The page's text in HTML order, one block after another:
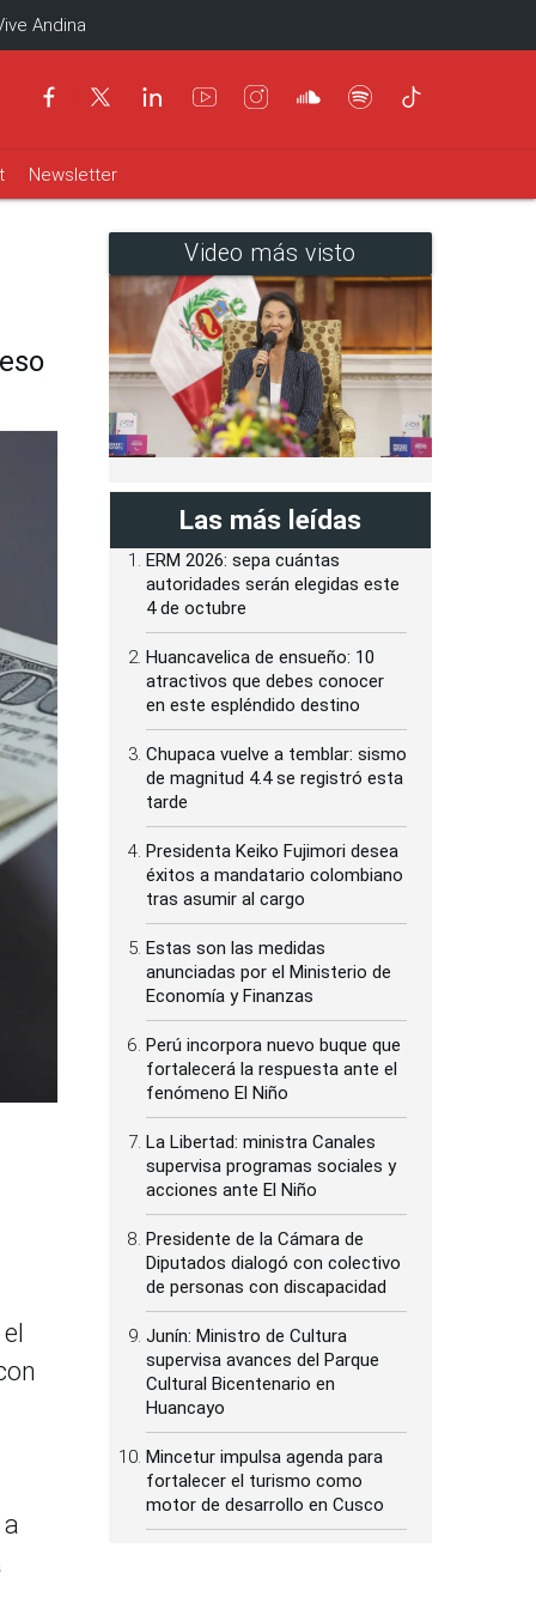
Andina
Newsletter
Video más visto
Las más leídas
ERM 2026: sepa cuántas
autoridades serán elegidas este
4 de octubre
Huancavelica de ensueño: 10
atractivos que debes conocer
en este espléndido destino
Chupaca vuelve a temblar: sismo
de magnitud 4.4 se registró esta
tarde
Presidenta Keiko Fujimori desea
éxitos a mandatario colombiano
tras asumir al cargo
Estas son las medidas
anunciadas por el Ministerio de
Economía y Finanzas
Perú incorpora nuevo buque que
fortalecerá la respuesta ante el
fenómeno El Niño
La Libertad: ministra Canales
supervisa programas sociales y
acciones ante El Niño
Presidente de la Cámara de
Diputados dialogó con colectivo
de personas con discapacidad
Junín: Ministro de Cultura
supervisa avances del Parque
Cultural Bicentenario en
Huancayo
Mincetur impulsa agenda para
fortalecer el turismo como
motor de desarrollo en Cusco